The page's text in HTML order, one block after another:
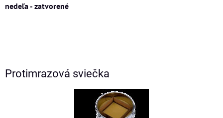
nedeľa - zatvorené
Protimrazová sviečka